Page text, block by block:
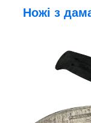
Ножі з